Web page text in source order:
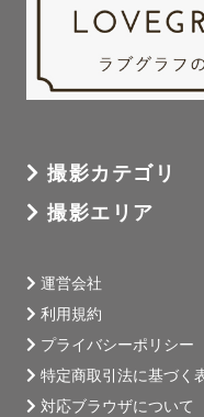
✎︎＿＿＿＿撮影について
普段から撮られ慣れて
はじめての撮影では、
飛んでいますよ！
楽しくお話ししながら
い方、誰しもに貴方ら
みなさまの人生に寄り
りますので、どんな方
気になることもご相談
撮影カテゴリ
撮影エリア
運営会社
利用規約
プライバシーポリシー
特定商取引法に基づく
対応ブラウザについて